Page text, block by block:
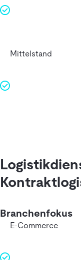
Mittelstand
Branchenfokus
E-Commerce